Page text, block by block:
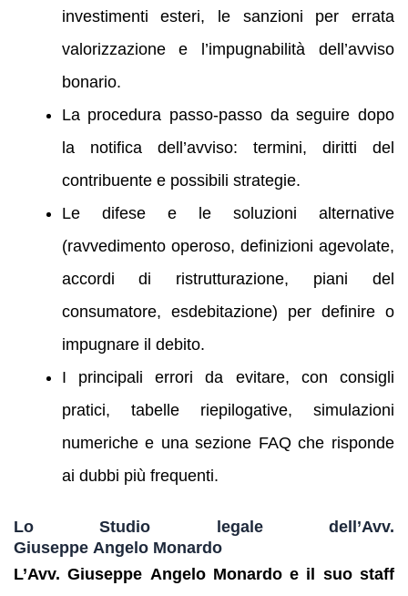
investimenti esteri, le sanzioni per errata
valorizzazione e l’impugnabilità dell’avviso
bonario.
La procedura passo‑passo da seguire dopo
la notifica dell’avviso: termini, diritti del
contribuente e possibili strategie.
Le difese e le soluzioni alternative
(ravvedimento operoso, definizioni agevolate,
accordi di ristrutturazione, piani del
consumatore, esdebitazione) per definire o
impugnare il debito.
I principali errori da evitare, con consigli
pratici, tabelle riepilogative, simulazioni
numeriche e una sezione FAQ che risponde
ai dubbi più frequenti.
Lo Studio legale dell’Avv.
Giuseppe Angelo Monardo
L’Avv. Giuseppe Angelo Monardo e il suo staff